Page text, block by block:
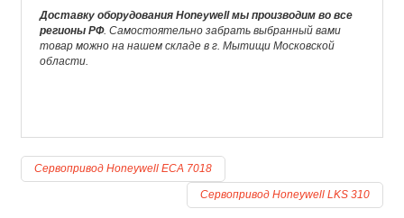
Доставку оборудования Honeywell мы производим во все
регионы РФ. Самостоятельно забрать выбранный вами
товар можно на нашем складе в г. Мытищи Московской
области.
Сервопривод Honeywell ECA 7018
Сервопривод Honeywell LKS 310